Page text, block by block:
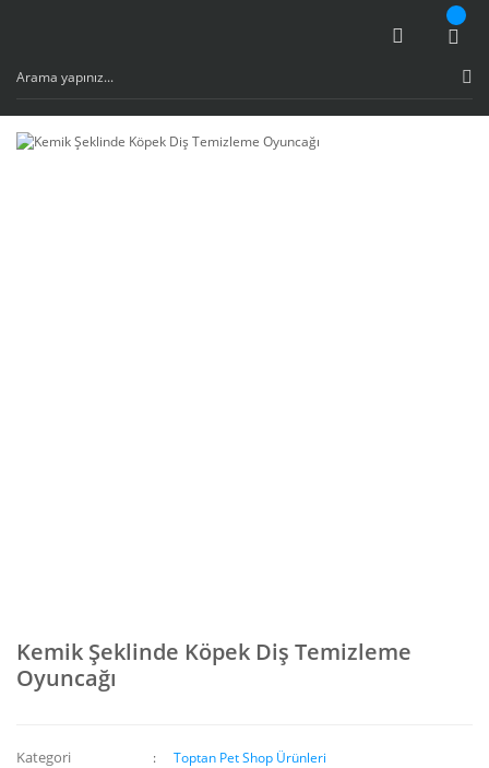
Kemik Şeklinde Köpek Diş Temizleme
Oyuncağı
Kategori Toptan Pet Shop Ürünleri